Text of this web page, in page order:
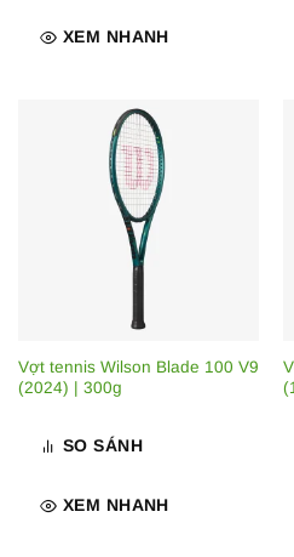
XEM NHANH
Vợt tennis Wilson Blade 100 V9
(2024) | 300g
SO SÁNH
XEM NHANH